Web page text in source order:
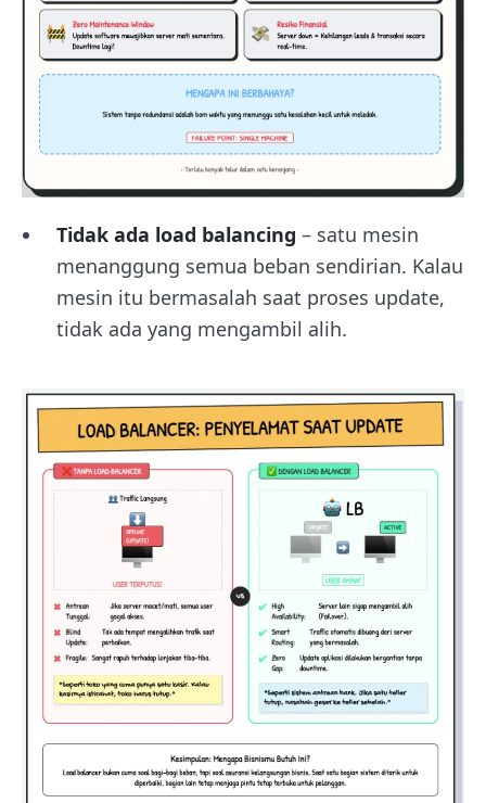
Tidak ada load balancing – satu mesin
menanggung semua beban sendirian. Kalau
mesin itu bermasalah saat proses update,
tidak ada yang mengambil alih.